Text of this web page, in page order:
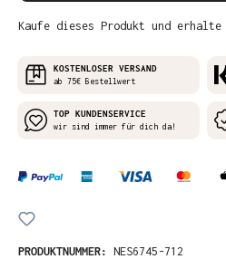
Kaufe dieses Produkt und erhalte
KOSTENLOSER VERSAND
ab 75€ Bestellwert
TOP KUNDENSERVICE
wir sind immer für dich da!
PRODUKTNUMMER: NES6745-712